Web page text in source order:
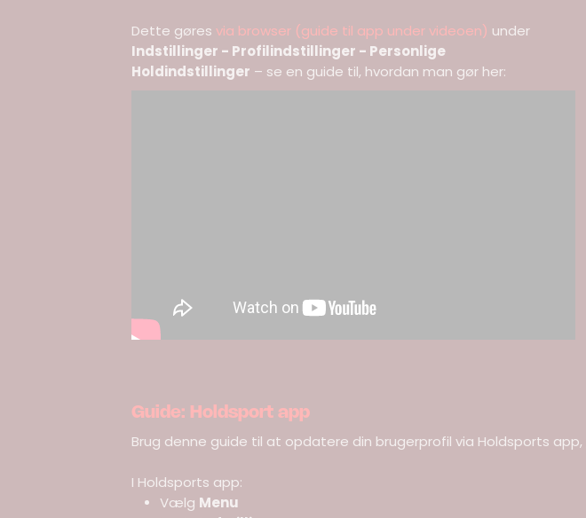
Dette gøres via browser (guide til app under videoen) under
Indstillinger - Profilindstillinger - Personlige
Holdindstillinger – se en guide til, hvordan man gør her:
Guide: Holdsport app
Brug denne guide til at opdatere din brugerprofil via Holdsports app,
I Holdsports app:
Vælg Menu